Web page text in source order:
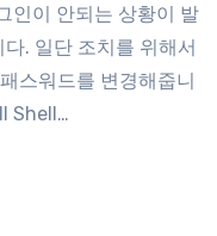
. 일단 조치를 위해서
스워드를 변경해줍니
Shell…